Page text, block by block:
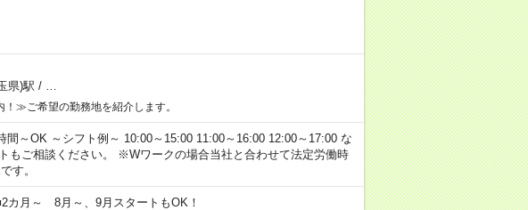
県)駅 /
≫ご希望の勤務地を紹介します。
～OK ～シフト例～ 10:00～15:00 11:00～16:00 12:00～17:00 な
もご相談ください。 ※Wワークの場合当社と合わせて法定労働時
す。
カ月～ 8月～、9月スタートもOK！